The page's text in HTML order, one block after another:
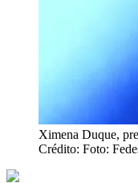
Ximena Duque,
Crédito: Foto: